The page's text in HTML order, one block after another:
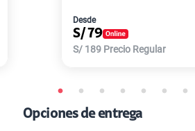
Desde
S/79
S/ 189 Precio Regular
Opciones de entrega